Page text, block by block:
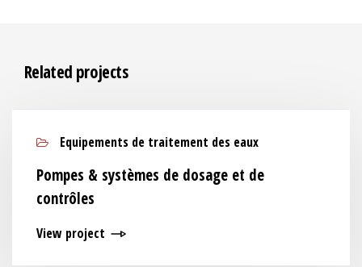
Related projects
Equipements de traitement des eaux
Pompes & systèmes de dosage et de
contrôles
View project